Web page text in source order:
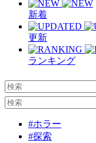
新着
更新
ランキング
#ホラー
#探索